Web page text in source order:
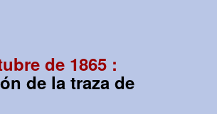
de 1865 :
de la traza de